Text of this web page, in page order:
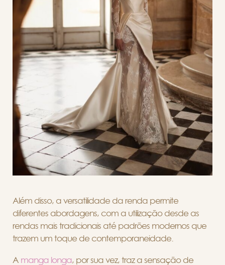
Além disso, a versatilidade da renda permite
diferentes abordagens, com a utilização desde as
rendas mais tradicionais até padrões modernos que
trazem um toque de contemporaneidade.
A manga longa, por sua vez, traz a sensação de